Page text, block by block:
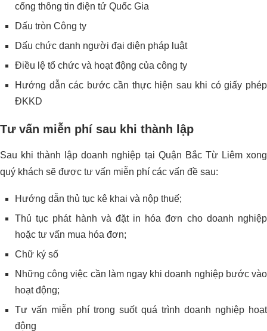
cổng thông tin điện tử Quốc Gia
Dấu tròn Công ty
Dấu chức danh người đại diện pháp luật
Điều lệ tổ chức và hoạt động của công ty
Hướng dẫn các bước cần thực hiện sau khi có giấy phép
ĐKKD
Tư vấn miễn phí sau khi thành lập
Sau khi thành lập doanh nghiệp tại Quận Bắc Từ Liêm xong
quý khách sẽ được tư vấn miễn phí các vấn đề sau:
Hướng dẫn thủ tục kê khai và nộp thuế;
Thủ tục phát hành và đặt in hóa đơn cho doanh nghiệp
hoặc tư vấn mua hóa đơn;
Chữ ký số
Những công việc cần làm ngay khi doanh nghiệp bước vào
hoạt động;
Tư vấn miễn phí trong suốt quá trình doanh nghiệp hoạt
động